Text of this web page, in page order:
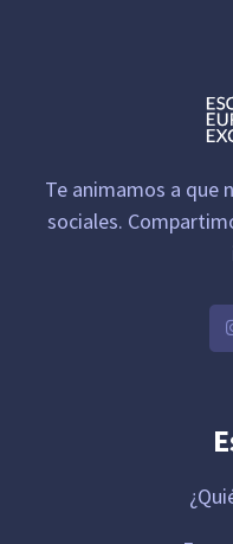
Te animamos a que
sociales.